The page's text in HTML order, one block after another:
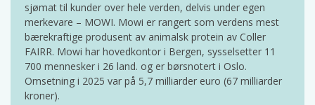
sjømat til kunder over hele verden, delvis under egen
merkevare – MOWI. Mowi er rangert som verdens mest
bærekraftige produsent av animalsk protein av Coller
FAIRR. Mowi har hovedkontor i Bergen, sysselsetter 11
700 mennesker i 26 land. og er børsnotert i Oslo.
Omsetning i 2025 var på 5,7 milliarder euro (67 milliarder
kroner).